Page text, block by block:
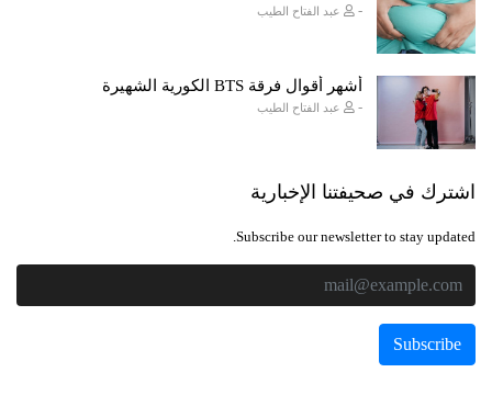
- عبد الفتاح الطيب
أشهر أقوال فرقة BTS الكورية الشهيرة
- عبد الفتاح الطيب
اشترك في صحيفتنا الإخبارية
Subscribe our newsletter to stay updated.